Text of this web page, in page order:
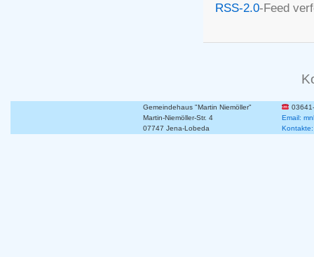
RSS-2.0-Feed
Gemeindehaus "Martin Niemöller"
Martin-Niemöller-Str. 4
Email:
07747 Jena-Lobeda